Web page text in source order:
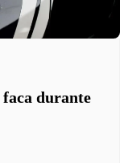
faca durante